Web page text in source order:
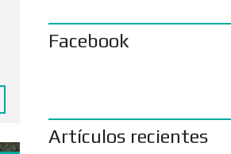
Facebook
Artículos recientes